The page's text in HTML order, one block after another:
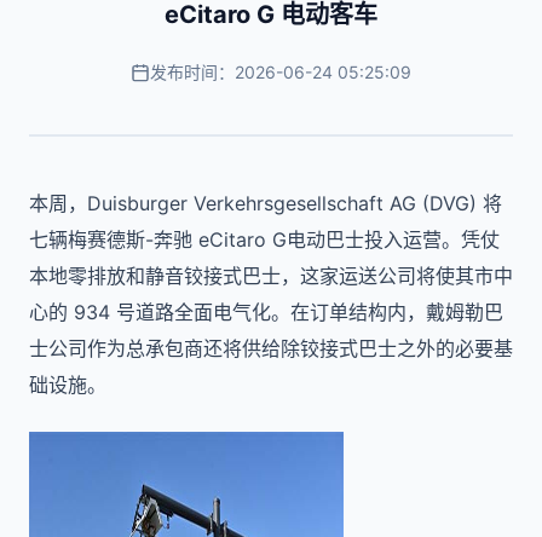
eCitaro G 电动客车
发布时间：2026-06-24 05:25:09
本周，Duisburger Verkehrsgesellschaft AG (DVG) 将
七辆梅赛德斯-奔驰 eCitaro G电动巴士投入运营。凭仗
本地零排放和静音铰接式巴士，这家运送公司将使其市中
心的 934 号道路全面电气化。在订单结构内，戴姆勒巴
士公司作为总承包商还将供给除铰接式巴士之外的必要基
础设施。